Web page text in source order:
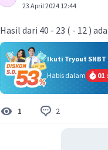
23 April 2024 12:44
Hasil dari 40 - 23 ( - 12 )
Ikuti Tryout SNBT
Habis dalam
01 :
1 2